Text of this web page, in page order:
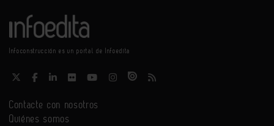
Infoconstrucción es un portal de Infoedita
Contacte con nosotros
Quiénes somos